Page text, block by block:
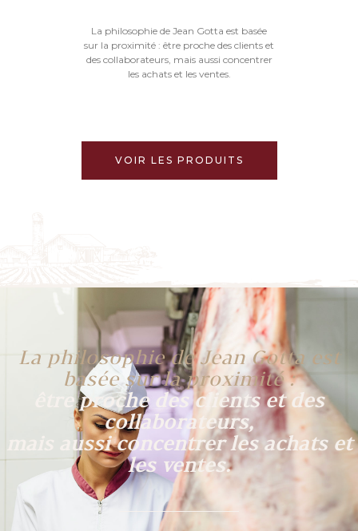
La philosophie de Jean Gotta est basée
sur la proximité : être proche des clients et
des collaborateurs, mais aussi concentrer
les achats et les ventes.
VOIR LES PRODUITS
La philosophie de Jean Gotta est
basée sur la proximité :
être proche des clients et des
collaborateurs,
mais aussi concentrer les achats et
les ventes.